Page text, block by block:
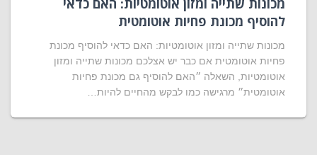
מכונות שתייה ומזון אוטומטיות: האם כדאי
להוסיף מכונת פחיות אוטומטית
מכונות שתייה ומזון אוטומטיות: האם כדאי להוסיף מכונת
פחיות אוטומטית אם כבר יש אצלכם מכונות שתייה ומזון
אוטומטיות, השאלה ״האם להוסיף גם מכונת פחיות
אוטומטית״ מרגישה כמו לבקש מהחיים להיות…